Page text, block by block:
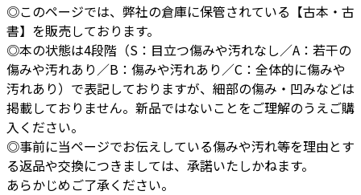
◎このページでは、弊社の倉庫に保管されている【古本・古
書】を販売しております。
◎本の状態は4段階（S：目立つ傷みや汚れなし／A：若干の
傷みや汚れあり／B：傷みや汚れあり／C：全体的に傷みや
汚れあり）で表記しておりますが、細部の傷み・凹みなどは
掲載しておりません。新品ではないことをご理解のうえご購
入ください。
◎事前に当ページでお伝えしている傷みや汚れ等を理由とす
る返品や交換につきましては、承諾いたしかねます。
あらかじめご了承ください。